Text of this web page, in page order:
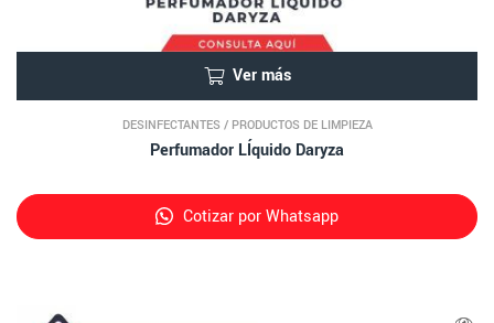
Ver más
DESINFECTANTES / PRODUCTOS DE LIMPIEZA
Perfumador LÍquido Daryza
Cotizar por Whatsapp